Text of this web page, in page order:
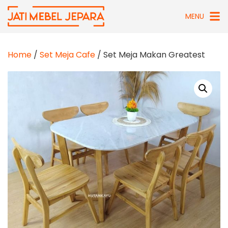
Skip
to
MENU
Home / Set Meja Cafe / Set Meja Makan Greatest